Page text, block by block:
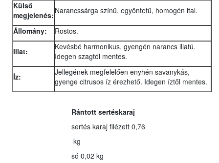
Külső
megjelenés: Narancssárga színű, egyöntetű, homogén ital.
Állomány: Rostos.
Illat:
Kevésbé harmonikus, gyengén narancs illatú.
Idegen szagtól mentes.
Íz:
Jellegének megfelelően enyhén savanykás,
gyenge citrusos íz érezhető. Idegen íztől mentes.
Rántott sertéskaraj
sertés karaj filézett 0,76
kg
só 0,02 kg